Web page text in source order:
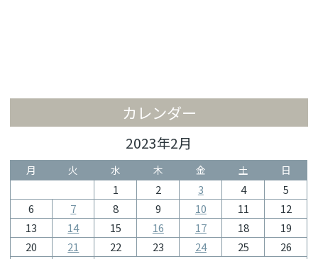
カレンダー
2023年2月
月 火 水 木 金 土 日
1 2 3 4
5
6
7 8 9 10 11
12
13
14 15 16 17 18
19
20
21 22 23 24 25
26